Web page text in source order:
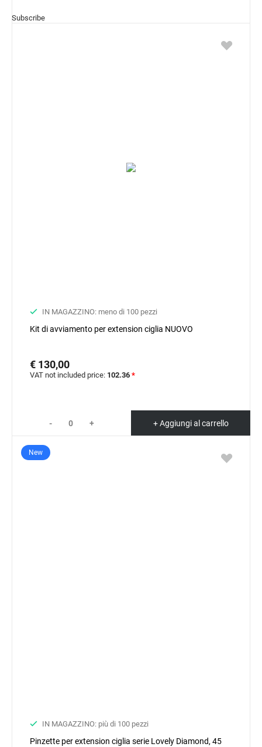
Subscribe
IN MAGAZZINO: meno di 100 pezzi
Kit di avviamento per extension ciglia NUOVO
€ 130,00
VAT not included price: 102.36 *
- + + Aggiungi al carrello
New
IN MAGAZZINO: più di 100 pezzi
Pinzette per extension ciglia serie Lovely Diamond, 45